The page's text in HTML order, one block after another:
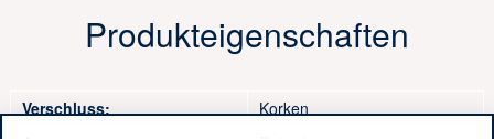
Produkteigenschaften
Verschluss:
Korken